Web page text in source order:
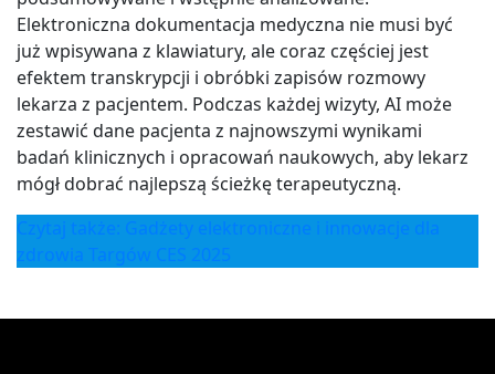
Elektroniczna dokumentacja medyczna nie musi być
już wpisywana z klawiatury, ale coraz częściej jest
efektem transkrypcji i obróbki zapisów rozmowy
lekarza z pacjentem. Podczas każdej wizyty, AI może
zestawić dane pacjenta z najnowszymi wynikami
badań klinicznych i opracowań naukowych, aby lekarz
mógł dobrać najlepszą ścieżkę terapeutyczną.
Czytaj także: Gadżety elektroniczne i innowacje dla
zdrowia Targów CES 2025